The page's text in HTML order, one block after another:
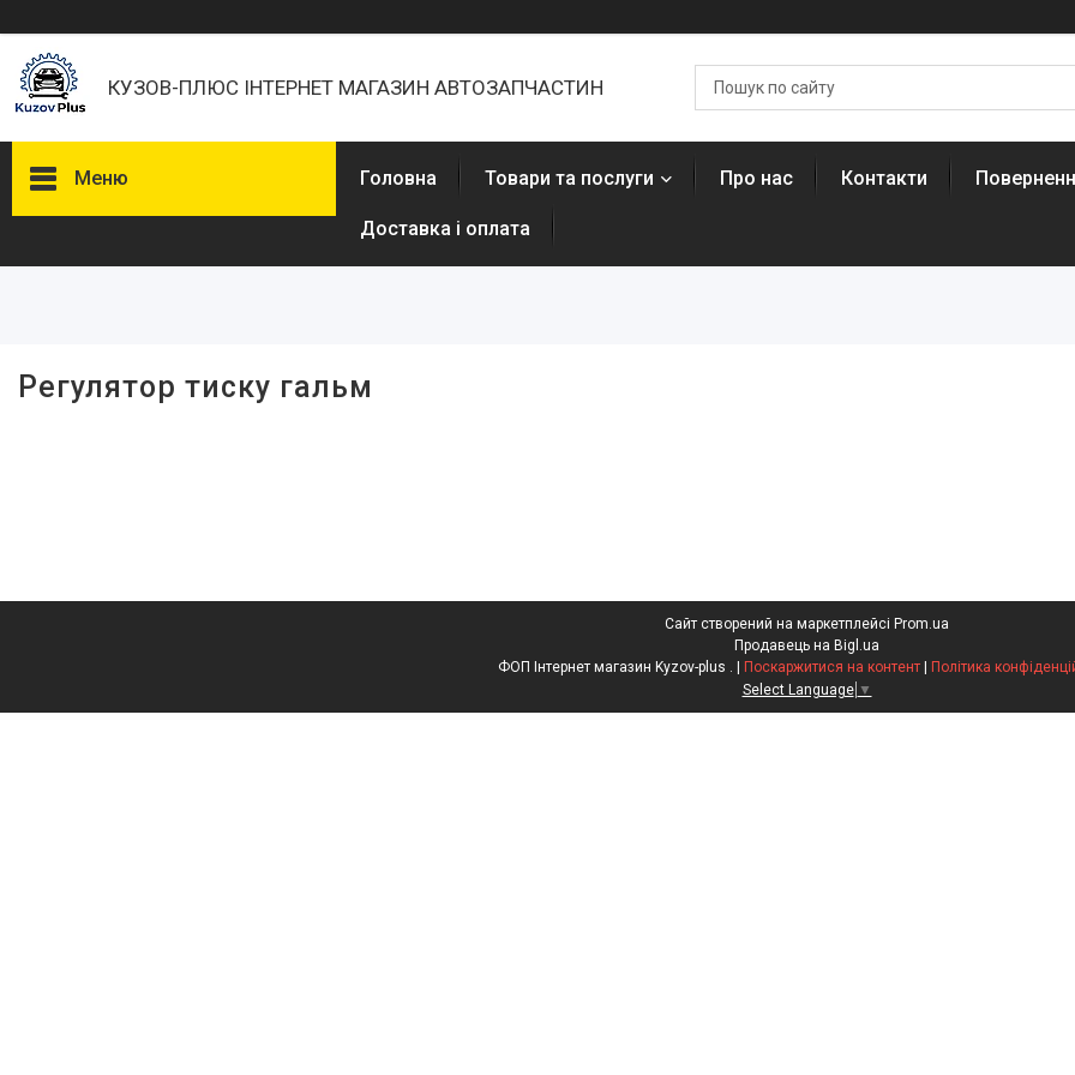
КУЗОВ-ПЛЮС ІНТЕРНЕТ МАГАЗИН АВТОЗАПЧАСТИН
Меню Головна Товари та послуги Про нас Контакти
Доставка і оплата
Регулятор тиску гальм
Сайт створений на маркетплейсі Prom.ua
Продавець на Bigl.ua
Поскаржитися на контент
Політика
Select Language ▼